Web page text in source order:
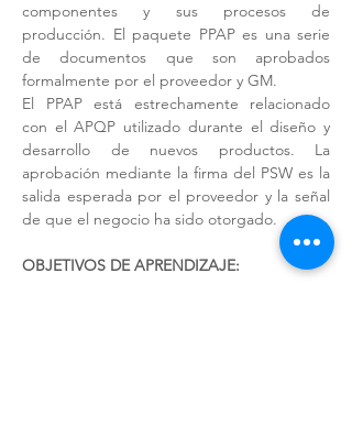
componentes y sus procesos de
producción. El paquete PPAP es una serie
de documentos que son aprobados
formalmente por el proveedor y GM.
El PPAP está estrechamente relacionado
con el APQP utilizado durante el diseño y
desarrollo de nuevos productos. La
aprobación mediante la firma del PSW es la
salida esperada por el proveedor y la señal
de que el negocio ha sido otorgado.
OBJETIVOS DE APRENDIZAJE: